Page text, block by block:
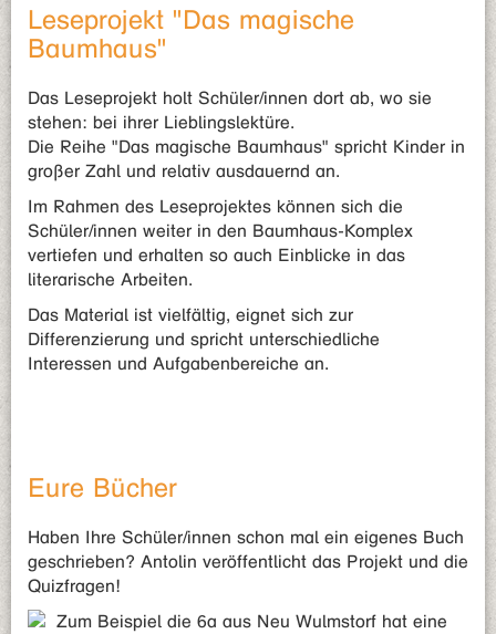
Leseprojekt "Das magische
Baumhaus"
Das Leseprojekt holt Schüler/innen dort ab, wo sie
stehen: bei ihrer Lieblingslektüre.
Die Reihe "Das magische Baumhaus" spricht Kinder in
großer Zahl und relativ ausdauernd an.
Im Rahmen des Leseprojektes können sich die
Schüler/innen weiter in den Baumhaus-Komplex
vertiefen und erhalten so auch Einblicke in das
literarische Arbeiten.
Das Material ist vielfältig, eignet sich zur
Differenzierung und spricht unterschiedliche
Interessen und Aufgabenbereiche an.
Eure Bücher
Haben Ihre Schüler/innen schon mal ein eigenes Buch
geschrieben? Antolin veröffentlicht das Projekt und die
Quizfragen!
Zum Beispiel die 6a aus Neu Wulmstorf hat eine